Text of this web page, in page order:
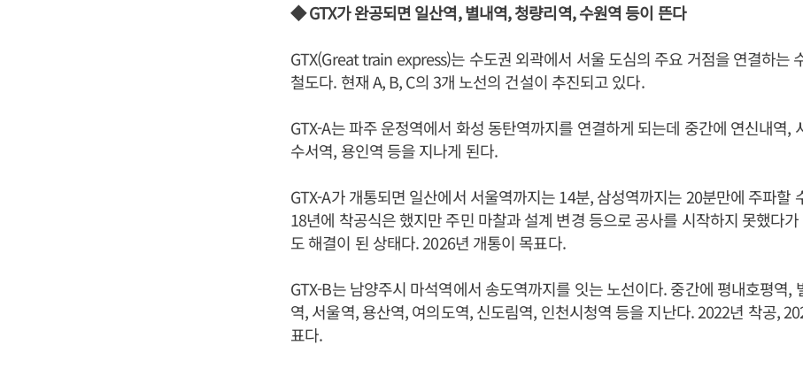
◆ GTX가 완공되면 일산역, 별내역, 청량리역, 수원역 등이 뜬다
GTX(Great train express)는 수도권 외곽에서 서울 도심의 주요 거점을 연결하는
철도다. 현재 A, B, C의 3개 노선의 건설이 추진되고 있다.
GTX-A는 파주 운정역에서 화성 동탄역까지를 연결하게 되는데 중간에 연신내역,
수서역, 용인역 등을 지나게 된다.
GTX-A가 개통되면 일산에서 서울역까지는 14분, 삼성역까지는 20분만에 주파할
18년에 착공식은 했지만 주민 마찰과 설계 변경 등으로 공사를 시작하지 못했다
도 해결이 된 상태다. 2026년 개통이 목표다.
GTX-B는 남양주시 마석역에서 송도역까지를 잇는 노선이다. 중간에 평내호평역,
역, 서울역, 용산역, 여의도역, 신도림역, 인천시청역 등을 지난다. 2022년 착공,
표다.